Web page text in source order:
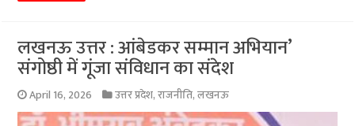
लखनऊ उत्तर : आंबेडकर सम्मान अभियान’
संगोष्ठी में गूंजा संविधान का संदेश
April 16, 2026 उत्तर प्रदेश,राजनीति,लखनऊ